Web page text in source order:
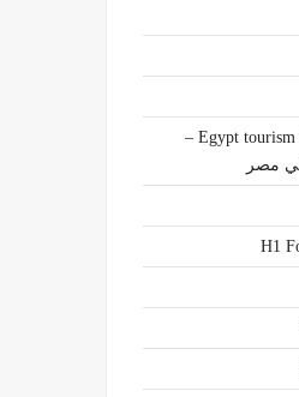
Egypt tourism transportation companies –
مصر
H1